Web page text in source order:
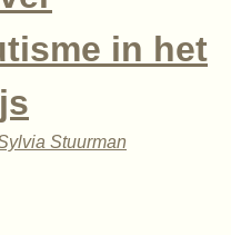
in het
Stuurman